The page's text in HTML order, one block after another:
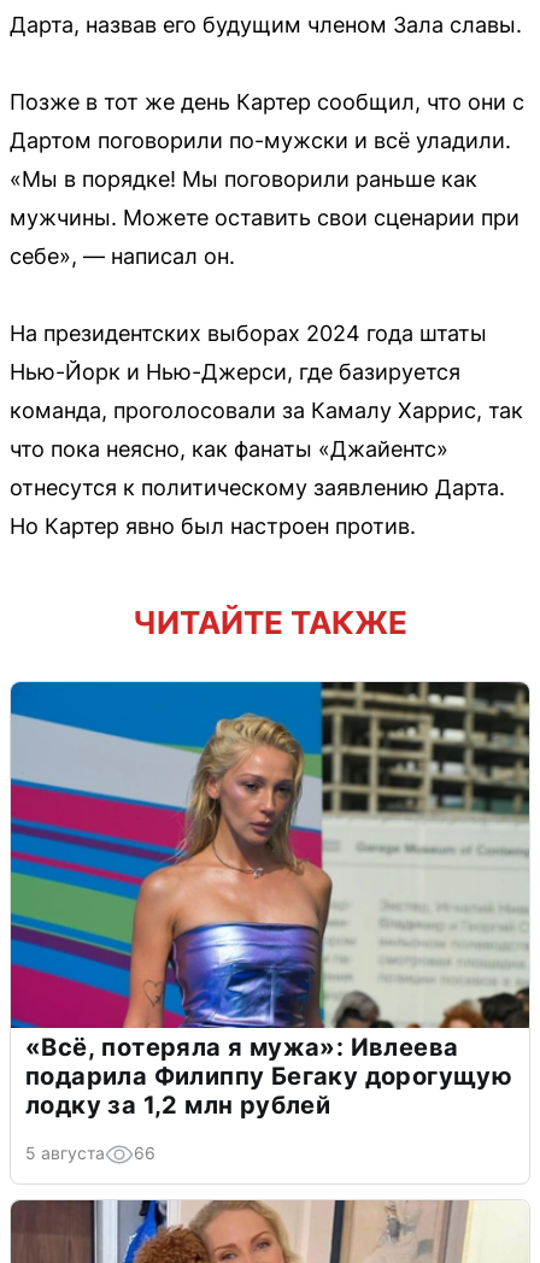
Дарта, назвав его будущим членом Зала славы.
Позже в тот же день Картер сообщил, что они с
Дартом поговорили по-мужски и всё уладили.
«Мы в порядке! Мы поговорили раньше как
мужчины. Можете оставить свои сценарии при
себе», — написал он.
На президентских выборах 2024 года штаты
Нью-Йорк и Нью-Джерси, где базируется
команда, проголосовали за Камалу Харрис, так
что пока неясно, как фанаты «Джайентс»
отнесутся к политическому заявлению Дарта.
Но Картер явно был настроен против.
ЧИТАЙТЕ ТАКЖЕ
«Всё, потеряла я мужа»: Ивлеева
подарила Филиппу Бегаку дорогущую
лодку за 1,2 млн рублей
5 августа 66